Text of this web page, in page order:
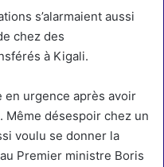
s’alarmaient aussi
chez des
à Kigali.
en urgence après avoir
Même désespoir chez un
voulu se donner la
Premier ministre Boris